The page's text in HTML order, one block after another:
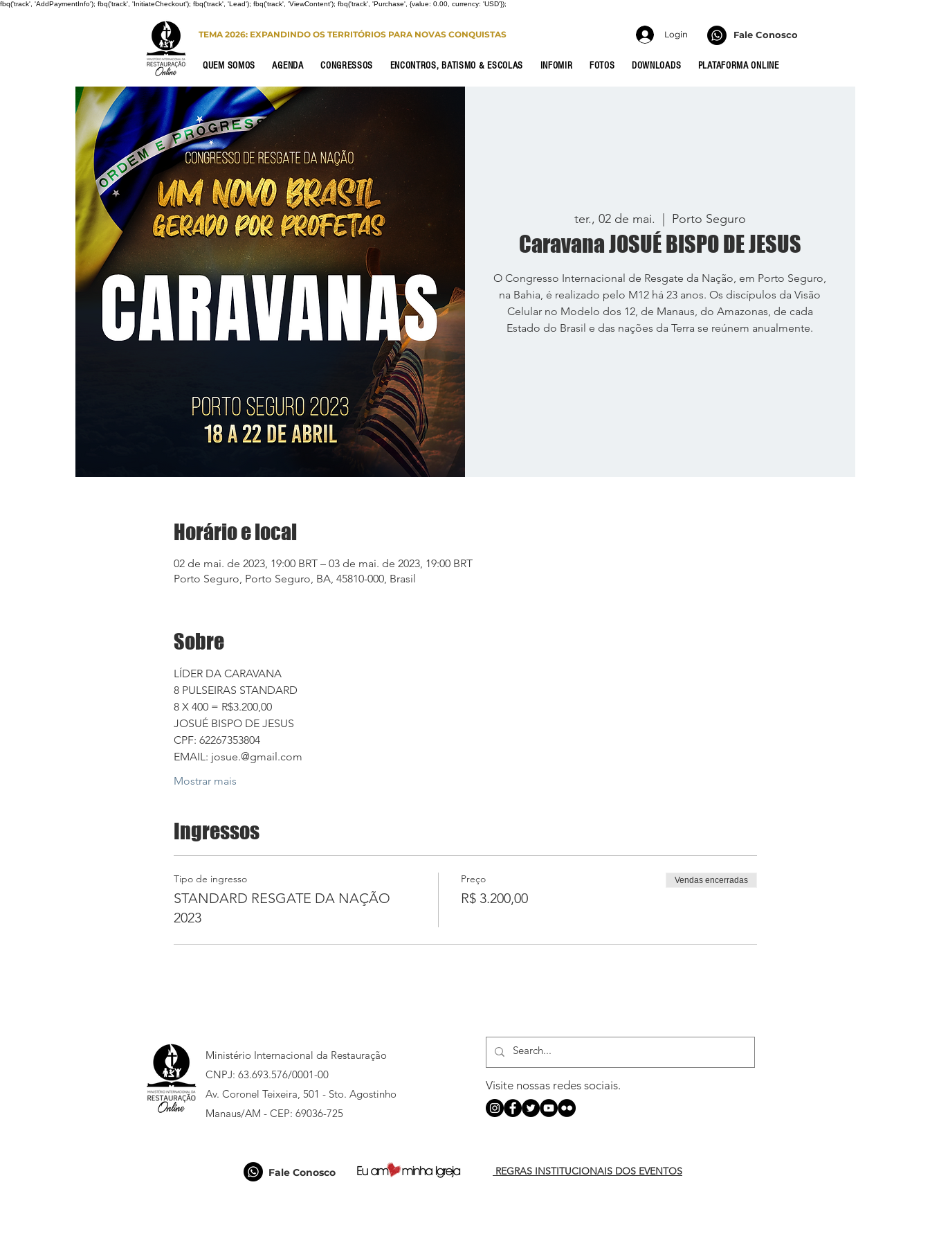
fbq('track', 'AddPaymentInfo'); fbq('track', 'InitiateCheckout'); fbq('track', 'Lead'); fbq('track', 'ViewContent'); fbq('track', 'Purchase', {value: 0.00, currency: 'USD'});
TEMA 2026: EXPANDINDO OS TERRITÓRIOS PARA NOVAS CONQUISTAS Fale Conosco
QUEM SOMOS AGENDA CONGRESSOS ENCONTROS, BATISMO & ESCOLAS INFOMIR FOTOS DOWNLOADS PLATAFORMA ONLINE
Login
ter., 02 de mai. Porto Seguro
Caravana JOSUÉ BISPO DE JESUS
O Congresso Internacional de Resgate da Nação, em Porto Seguro,
na Bahia, é realizado pelo M12 há 23 anos. Os discípulos da Visão
Celular no Modelo dos 12, de Manaus, do Amazonas, de cada
Estado do Brasil e das nações da Terra se reúnem anualmente.
Horário e local
02 de mai. de 2023, 19:00 BRT – 03 de mai. de 2023, 19:00 BRT
Porto Seguro, Porto Seguro, BA, 45810-000, Brasil
Sobre
LÍDER DA CARAVANA
8 PULSEIRAS STANDARD
8 X 400 = R$3.200,00
JOSUÉ BISPO DE JESUS
CPF: 62267353804
EMAIL: josue.@gmail.com
Mostrar mais
Ingressos
Tipo de ingresso
STANDARD RESGATE DA NAÇÃO
2023
Preço
R$ 3.200,00
Vendas encerradas
Ministério Internacional da Restauração
CNPJ: 63.693.576/0001-00
Av. Coronel Teixeira, 501 - Sto. Agostinho
Manaus/AM - CEP: 69036-725
Visite nossas redes sociais.
Fale Conosco REGRAS INSTITUCIONAIS DOS EVENTOS